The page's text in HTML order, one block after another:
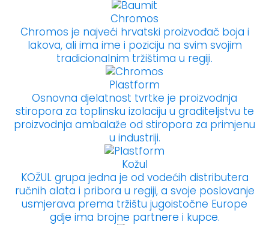
Chromos
Chromos je najveći hrvatski proizvođač boja i
lakova, ali ima ime i poziciju na svim svojim
tradicionalnim tržištima u regiji.
Plastform
Osnovna djelatnost tvrtke je proizvodnja
stiropora za toplinsku izolaciju u graditeljstvu te
proizvodnja ambalaže od stiropora za primjenu
u industriji.
Kožul
KOŽUL grupa jedna je od vodećih distributera
ručnih alata i pribora u regiji, a svoje poslovanje
usmjerava prema tržištu jugoistočne Europe
gdje ima brojne partnere i kupce.